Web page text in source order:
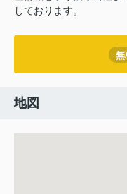
しております。
無
地図